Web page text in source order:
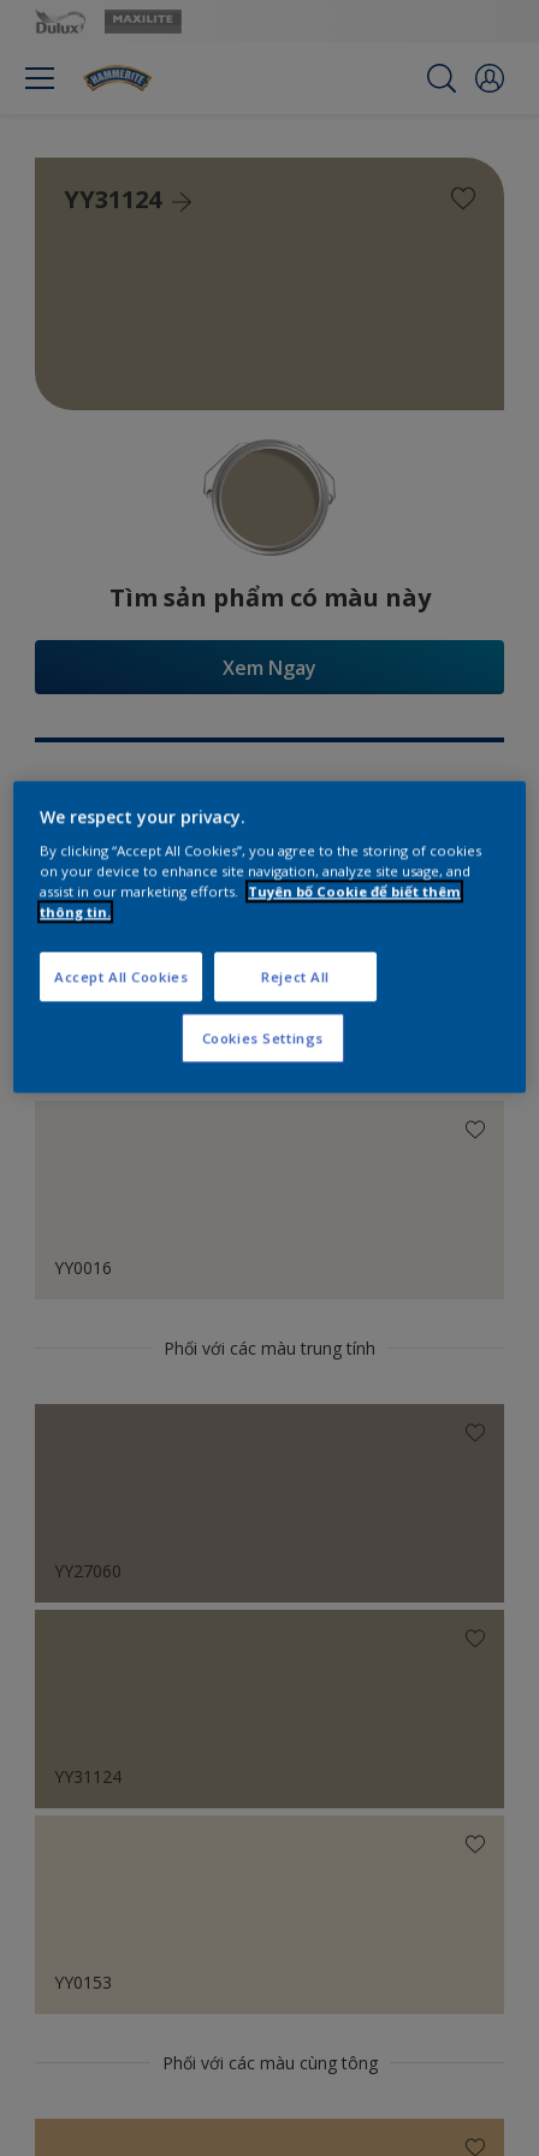
YY31124
Tìm sản phẩm có màu này
Xem Ngay
Try Our Visualizer App
Gợi ý phối màu
The Perfect White
YY0016
Phối với các màu trung tính
YY27060
YY31124
YY0153
Phối với các màu cùng tông
We respect your privacy.
By clicking “Accept All Cookies”, you agree to the storing of cookies
on your device to enhance site navigation, analyze site usage, and
assist in our marketing efforts.
Tuyên bố Cookie để biết thêm
thông tin.
Reject All
Accept All Cookies
Cookies Settings